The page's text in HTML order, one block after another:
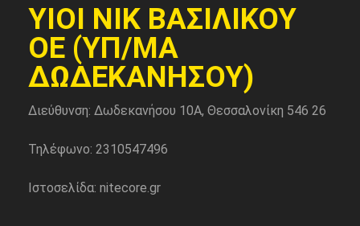
ΥΙΟΙ ΝΙΚ ΒΑΣΙΛΙΚΟΥ
ΟΕ (ΥΠ/ΜΑ
ΔΩΔΕΚΑΝΗΣΟΥ)
Διεύθυνση: Δωδεκανήσου 10Α, Θεσσαλονίκη 546 26
Τηλέφωνο: 2310547496
Ιστοσελίδα: nitecore.gr